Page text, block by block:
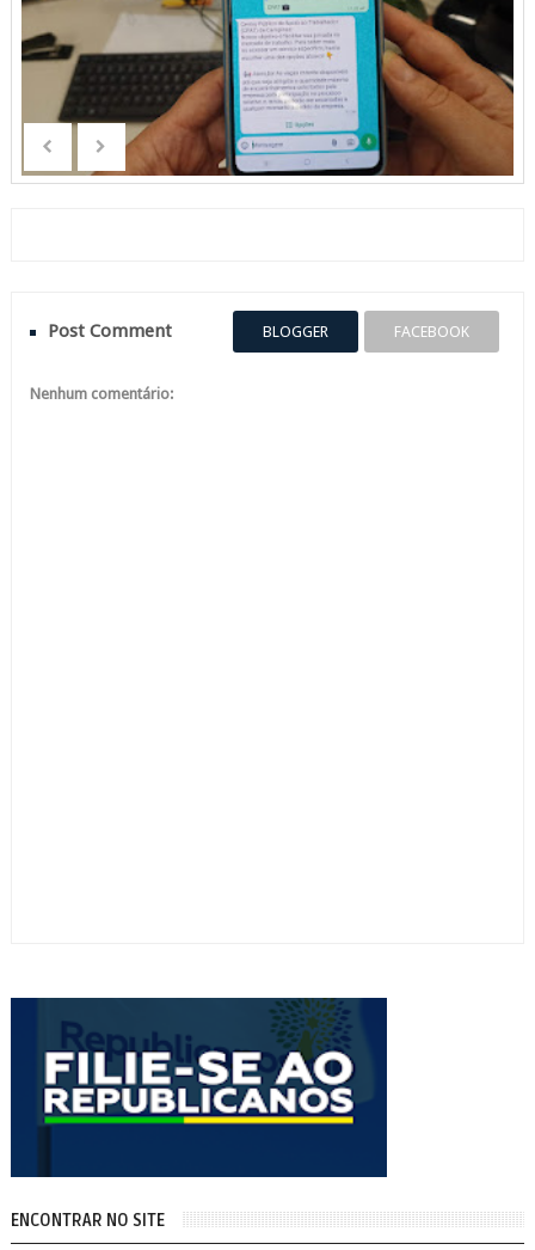
Post Comment BLOGGER FACEBOOK
Nenhum comentário:
ENCONTRAR NO SITE